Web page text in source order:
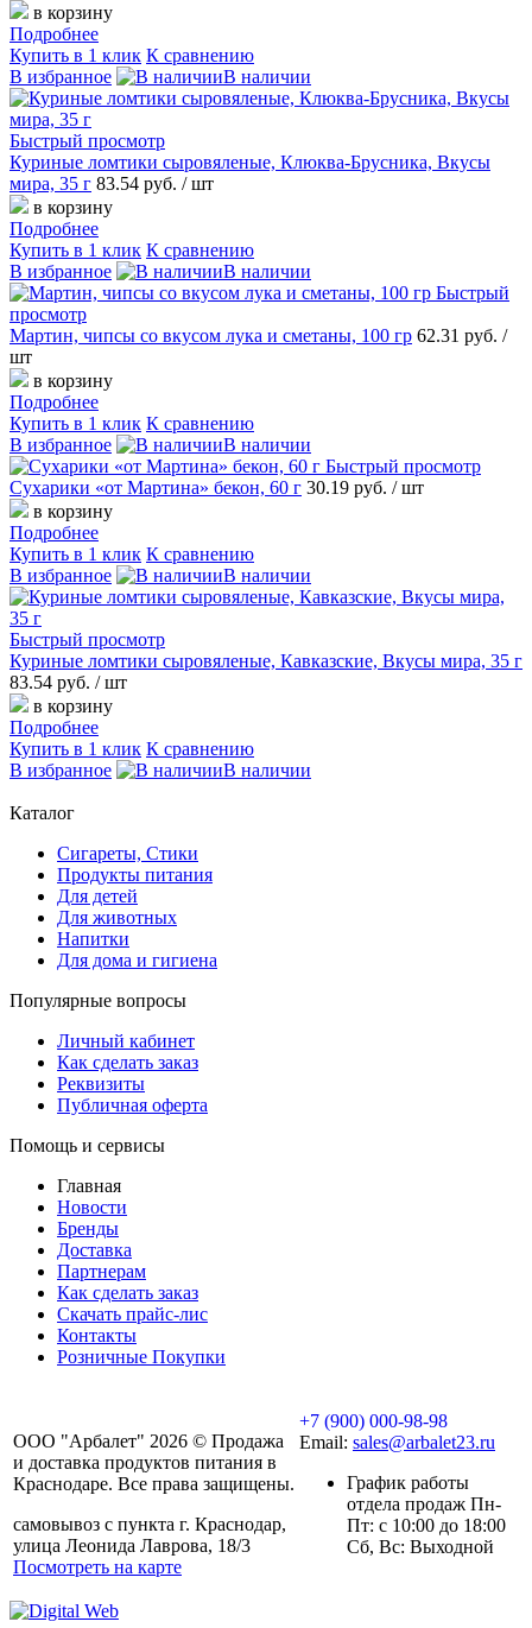
в корзину
Подробнее
Купить в 1 клик К сравнению
В избранное
В наличии
Быстрый просмотр
Куриные ломтики сыровяленые, Клюква-Брусника, Вкусы
мира, 35 г 83.54 руб. / шт
в корзину
Подробнее
Купить в 1 клик К сравнению
В избранное
В наличии
Быстрый
просмотр
Мартин, чипсы со вкусом лука и сметаны, 100 гр 62.31 руб. /
шт
в корзину
Подробнее
Купить в 1 клик К сравнению
В избранное
В наличии
Быстрый просмотр
Сухарики «от Мартина» бекон, 60 г 30.19 руб. / шт
в корзину
Подробнее
Купить в 1 клик К сравнению
В избранное
В наличии
Быстрый просмотр
Куриные ломтики сыровяленые, Кавказские, Вкусы мира, 35 г
83.54 руб. / шт
в корзину
Подробнее
Купить в 1 клик К сравнению
В избранное
В наличии
Каталог
Сигареты, Стики
Продукты питания
Для детей
Для животных
Напитки
Для дома и гигиена
Популярные вопросы
Личный кабинет
Как сделать заказ
Реквизиты
Публичная оферта
Помощь и сервисы
Главная
Новости
Бренды
Доставка
Партнерам
Как сделать заказ
Скачать прайс-лис
Контакты
Розничные Покупки
ООО "Арбалет" 2026 © Продажа
и доставка продуктов питания в
Краснодаре. Все права защищены.
самовывоз с пункта г. Краснодар,
улица Леонида Лаврова, 18/3
Посмотреть на карте
+7 (900) 000-98-98
Email: sales@arbalet23.ru
График работы
отдела продаж Пн-
Пт: с 10:00 до 18:00
Сб, Вс: Выходной